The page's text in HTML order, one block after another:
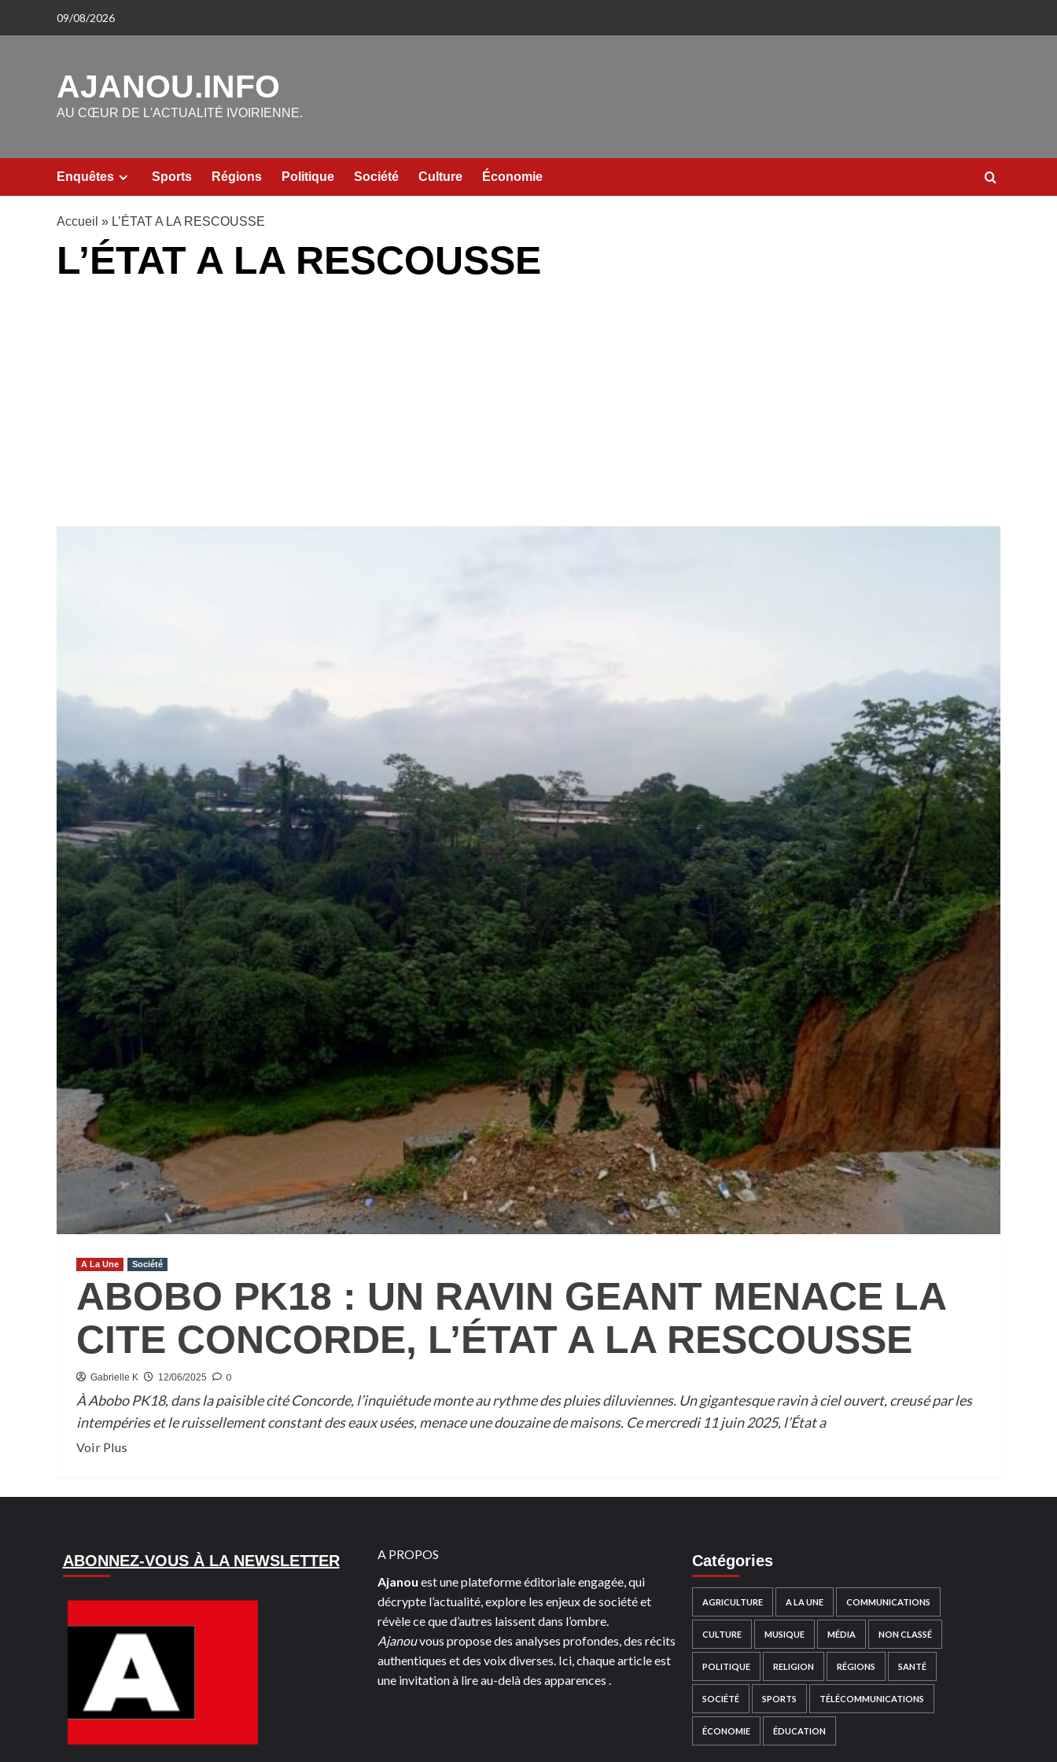
09/08/2026
AJANOU.INFO
AU CŒUR DE L'ACTUALITÉ IVOIRIENNE.
Enquêtes Sports Régions Politique Société Culture Économie
Accueil » L’ÉTAT A LA RESCOUSSE
L’ÉTAT A LA RESCOUSSE
A La Une Société
ABOBO PK18 : UN RAVIN GEANT MENACE LA
CITE CONCORDE, L’ÉTAT A LA RESCOUSSE
Gabrielle K 12/06/2025 0
À Abobo PK18, dans la paisible cité Concorde, l’inquiétude monte au rythme des pluies diluviennes. Un gigantesque ravin à ciel ouvert, creusé par les
intempéries et le ruissellement constant des eaux usées, menace une douzaine de maisons. Ce mercredi 11 juin 2025, l’État a
Voir Plus
:
RAVIN
GEANT
MENACE
LA
CITE
CONCORDE,
L’ÉTAT
A
ABONNEZ-VOUS À LA NEWSLETTER
A PROPOS
Ajanou est une plateforme éditoriale engagée, qui
décrypte l’actualité, explore les enjeux de société et
révèle ce que d’autres laissent dans l’ombre.
Ajanouvous propose des analyses profondes, des récits
authentiques et des voix diverses. Ici, chaque article est
une invitation à lire au-delà des apparences .
Catégories
AGRICULTURE A LA UNE COMMUNICATIONS
CULTURE MUSIQUE MÉDIA NON CLASSÉ
POLITIQUE RELIGION RÉGIONS SANTÉ
SOCIÉTÉ SPORTS TÉLÉCOMMUNICATIONS
ÉCONOMIE ÉDUCATION